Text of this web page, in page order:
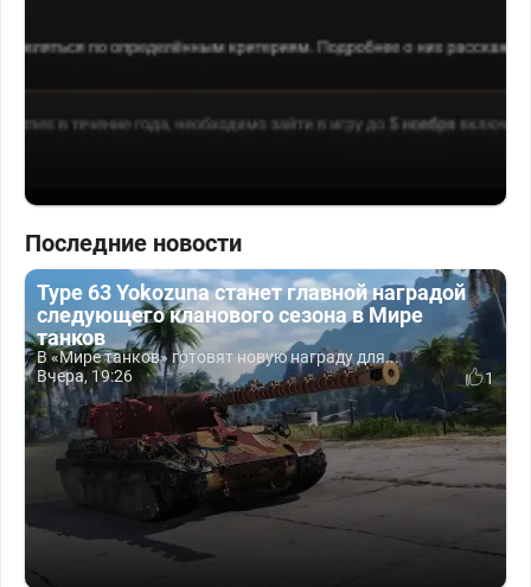
Последние новости
Type 63 Yokozuna станет главной наградой
следующего кланового сезона в Мире
танков
В «Мире танков» готовят новую награду для...
Вчера, 19:26
1